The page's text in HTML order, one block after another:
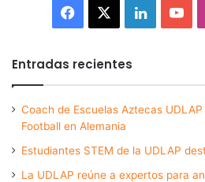
Facebook LinkedIn
Entradas recientes
Coach de Escuelas Aztecas
Football en Alemania
Estudiantes STEM de la UDLAP
La UDLAP reúne a expertos para